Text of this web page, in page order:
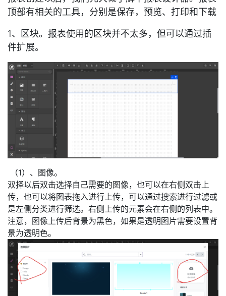
顶部有相关的工具，分别是保存，预览、打印和下载
1、区块。报表使用的区块并不太多，但可以通过插
件扩展。
（1）、图像。
双择以后双击选择自己需要的图像，也可以在右侧双击上
传，也可以将图表拖入进行上传，可以通过搜索进行过滤或
是左侧分类进行筛选。右侧上传的元素会在右侧的列表中。
注意，图像上传后背景为黑色，如果是透明图片需要设置背
景为透明色。